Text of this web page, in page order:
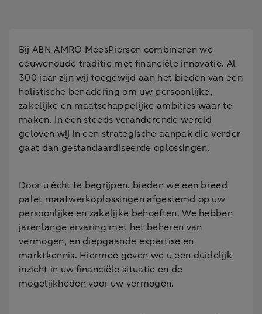
Bij ABN AMRO MeesPierson combineren we
eeuwenoude traditie met financiële innovatie. Al
300 jaar zijn wij toegewijd aan het bieden van een
holistische benadering om uw persoonlijke,
zakelijke en maatschappelijke ambities waar te
maken. In een steeds veranderende wereld
geloven wij in een strategische aanpak die verder
gaat dan gestandaardiseerde oplossingen.
Door u écht te begrijpen, bieden we een breed
palet maatwerkoplossingen afgestemd op uw
persoonlijke en zakelijke behoeften. We hebben
jarenlange ervaring met het beheren van
vermogen, en diepgaande expertise en
marktkennis. Hiermee geven we u een duidelijk
inzicht in uw financiële situatie en de
mogelijkheden voor uw vermogen.